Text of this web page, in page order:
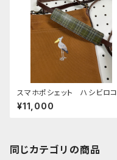
スマホポシェット ハシビロコ
ウ キャメル 帆布
¥11,000
同じカテゴリの商品